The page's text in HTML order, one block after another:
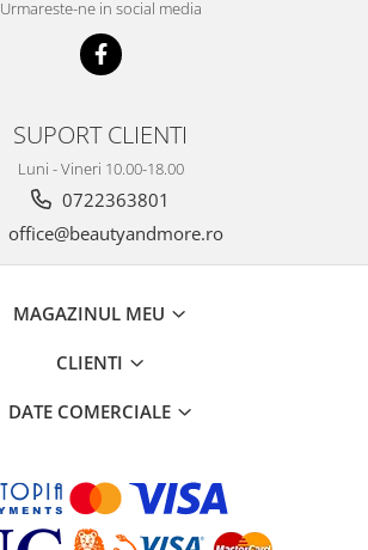
Urmareste-ne in social media
SUPORT CLIENTI
Luni - Vineri 10.00-18.00
0722363801
office@beautyandmore.ro
MAGAZINUL MEU
CLIENTI
DATE COMERCIALE